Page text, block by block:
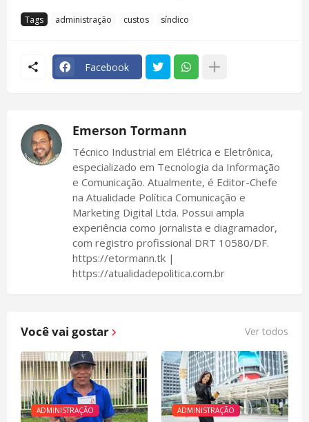
Tags administração custos síndico
Facebook
Emerson Tormann
Técnico Industrial em Elétrica e Eletrônica,
especializado em Tecnologia da Informação
e Comunicação. Atualmente, é Editor-Chefe
na Atualidade Política Comunicação e
Marketing Digital Ltda. Possui ampla
experiência como jornalista e diagramador,
com registro profissional DRT 10580/DF.
https://etormann.tk |
https://atualidadepolitica.com.br
Você vai gostar Ver todos
ADMINISTRAÇÃO ADMINISTRAÇÃO